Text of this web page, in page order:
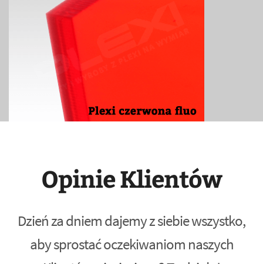
Opinie Klientów
Dzień za dniem dajemy z siebie wszystko,
aby sprostać oczekiwaniom naszych